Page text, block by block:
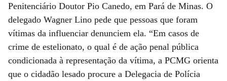
Penitenciário Doutor Pio Canedo, em Pará de Minas. O
delegado Wagner Lino pede que pessoas que foram
vítimas da influenciar denunciem ela. “Em casos de
crime de estelionato, o qual é de ação penal pública
condicionada à representação da vítima, a PCMG orienta
que o cidadão lesado procure a Delegacia de Polícia